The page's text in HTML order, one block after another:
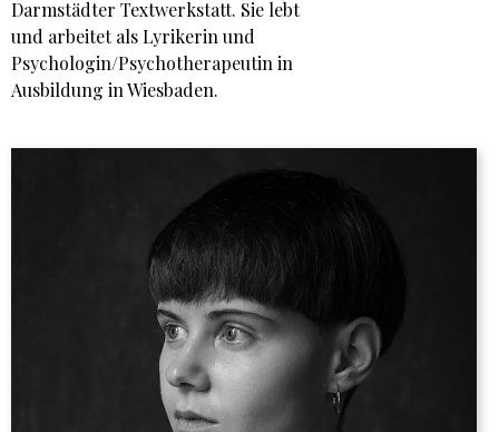
Darmstädter Textwerkstatt. Sie lebt
und arbeitet als Lyrikerin und
Psychologin/Psychotherapeutin in
Ausbildung in Wiesbaden.